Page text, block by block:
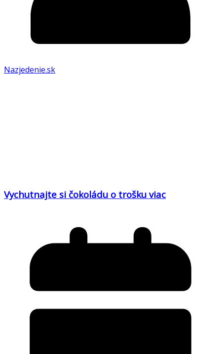
Nazjedenie.sk
Vychutnajte si čokoládu o trošku viac